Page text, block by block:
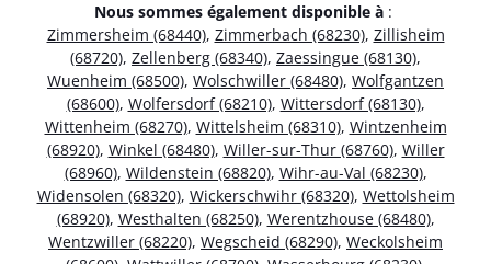
Nous sommes également disponible à :
Zimmersheim (68440), Zimmerbach (68230), Zillisheim
(68720), Zellenberg (68340), Zaessingue (68130),
Wuenheim (68500), Wolschwiller (68480), Wolfgantzen
(68600), Wolfersdorf (68210), Wittersdorf (68130),
Wittenheim (68270), Wittelsheim (68310), Wintzenheim
(68920), Winkel (68480), Willer-sur-Thur (68760), Willer
(68960), Wildenstein (68820), Wihr-au-Val (68230),
Widensolen (68320), Wickerschwihr (68320), Wettolsheim
(68920), Westhalten (68250), Werentzhouse (68480),
Wentzwiller (68220), Wegscheid (68290), Weckolsheim